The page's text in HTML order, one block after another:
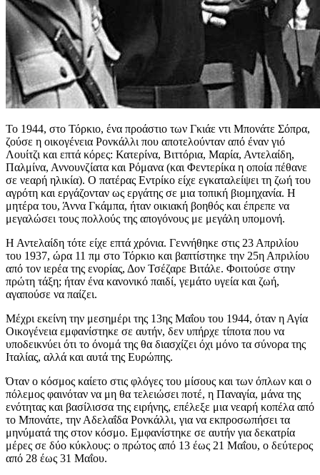
Το 1944, στο Τόρκιο, ένα προάστιο των Γκιάε ντι Μπονάτε Σόπρα,
ζούσε η οικογένεια Ρονκάλλι που αποτελούνταν από έναν γιό
Λουίτζι και επτά κόρες: Κατερίνα, Βιττόρια, Μαρία, Αντελαίδη,
Παλμίνα, Αννουνζίατα και Ρόμανα (και Φεντερίκα η οποία πέθανε
σε νεαρή ηλικία). Ο πατέρας Εντρίκο είχε εγκαταλείψει τη ζωή του
αγρότη και εργάζονταν ως εργάτης σε μια τοπική βιομηχανία. Η
μητέρα του, Άννα Γκάμπα, ήταν οικιακή βοηθός και έπρεπε να
μεγαλώσει τους πολλούς της απογόνους με μεγάλη υπομονή.
Η Αντελαίδη τότε είχε επτά χρόνια. Γεννήθηκε στις 23 Απριλίου
του 1937, ώρα 11 πμ στο Τόρκιο και βαπτίστηκε την 25η Απριλίου
από τον ιερέα της ενορίας, Δον Τσέζαρε Βιτάλε. Φοιτούσε στην
πρώτη τάξη; ήταν ένα κανονικό παιδί, γεμάτο υγεία και ζωή,
αγαπούσε να παίζει.
Μέχρι εκείνη την μεσημέρι της 13ης Μαΐου του 1944, όταν η Αγία
Οικογένεια εμφανίστηκε σε αυτήν, δεν υπήρχε τίποτα που να
υποδεικνύει ότι το όνομά της θα διασχίζει όχι μόνο τα σύνορα της
Ιταλίας, αλλά και αυτά της Ευρώπης.
Όταν ο κόσμος καίετο στις φλόγες του μίσους και των όπλων και ο
πόλεμος φαινόταν να μη θα τελειώσει ποτέ, η Παναγία, μάνα της
ενότητας και βασίλισσα της ειρήνης, επέλεξε μια νεαρή κοπέλα από
το Μπονάτε, την Αδελαΐδα Ρονκάλλι, για να εκπροσωπήσει τα
μηνύματά της στον κόσμο. Εμφανίστηκε σε αυτήν για δεκατρία
μέρες σε δύο κύκλους: ο πρώτος από 13 έως 21 Μαΐου, ο δεύτερος
από 28 έως 31 Μαΐου.